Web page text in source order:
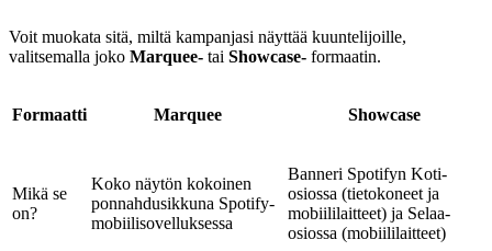
Voit muokata sitä, miltä kampanjasi näyttää kuuntelijoille,
valitsemalla joko Marquee- tai Showcase- formaatin.
Formaatti Marquee Showcase
Mikä se
on?
Koko näytön kokoinen
ponnahdusikkuna Spotify-
mobiilisovelluksessa
Banneri Spotifyn Koti-
osiossa (tietokoneet ja
mobiililaitteet) ja Selaa-
osiossa (mobiililaitteet)